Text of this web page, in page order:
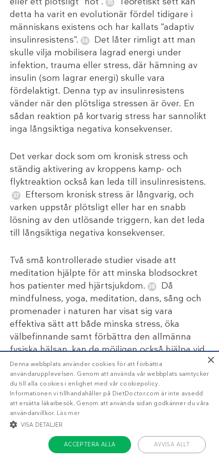
detta ha varit en evolutionär fördel tidigare i
människans existens och har kallats ”adaptiv
insulinresistens”.
Det låter rimligt att man
skulle vilja mobilisera lagrad energi under
infektion, trauma eller stress, där hämning av
insulin (som lagrar energi) skulle vara
fördelaktigt. Denna typ av insulinresistens
vänder när den plötsliga stressen är över. En
sådan reaktion på kortvarig stress har sannolikt
inga långsiktiga negativa konsekvenser.
Det verkar dock som om kronisk stress och
ständig aktivering av kroppens kamp- och
flyktreaktion också kan leda till insulinresistens.
Eftersom kronisk stress är långvarig, och
varken uppstår plötsligt eller har en snabb
lösning av den utlösande triggern, kan det leda
till långsiktiga negativa konsekvenser.
Två små kontrollerade studier visade att
meditation hjälpte för att minska blodsockret
hos patienter med hjärtsjukdom.
Då
mindfulness, yoga, meditation, dans, sång och
promenader i naturen har visat sig vara
effektiva sätt att både minska stress, öka
välbefinnande samt förbättra den allmänna
fysiska hälsan, kan de möjligen också hjälpa vid
insulinresistens.
Ta reda på vad som får dig att slappna av allra
bäst. Kanske kan det även bidra till att förbättra
din insulinkänslighet.
×
Denna webbplats använder cookies för att förbättra
användarupplevelsen. Genom att använda vår webbplats samtycker
du till alla cookies i enlighet med vår cookiepolicy.
Informationen vi tillhandahåller på DietDoctor.com är inte avsedd
att ersätta läkarbesök. Genom att använda sidan godkänner du våra
användarvillkor. Läs mer
VISA DETALJER
ACCEPTERA ALLA AVVISA ALLT